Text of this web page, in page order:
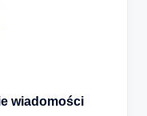
wiadomości